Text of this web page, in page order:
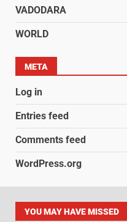
VADODARA
WORLD
META
Log in
Entries feed
Comments feed
WordPress.org
YOU MAY HAVE MISSED